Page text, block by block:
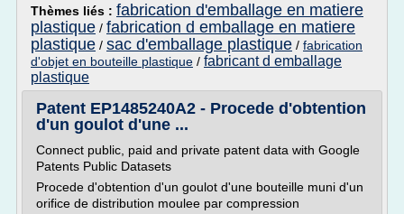
Thèmes liés : fabrication d'emballage en matiere
plastique / fabrication d emballage en matiere
plastique / sac d'emballage plastique / fabrication
d'objet en bouteille plastique / fabricant d emballage
plastique
Patent EP1485240A2 - Procede d'obtention
d'un goulot d'une ...
Connect public, paid and private patent data with Google
Patents Public Datasets
Procede d'obtention d'un goulot d'une bouteille muni d'un
orifice de distribution moulee par compression